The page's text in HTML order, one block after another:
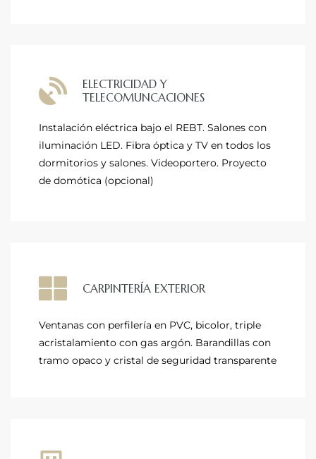
ELECTRICIDAD Y
TELECOMUNCACIONES
Instalación eléctrica bajo el REBT. Salones con
iluminación LED. Fibra óptica y TV en todos los
dormitorios y salones. Videoportero. Proyecto
de domótica (opcional)
CARPINTERÍA EXTERIOR
Ventanas con perfilería en PVC, bicolor, triple
acristalamiento con gas argón. Barandillas con
tramo opaco y cristal de seguridad transparente